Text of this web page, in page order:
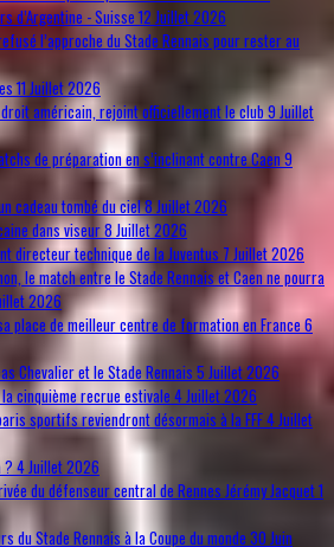
d’Argentine - Suisse12 Juillet 2026
l’approche du Stade Rennais pour rester au
11 Juillet 2026
américain, rejoint officiellement le club9 Juillet
de préparation en s’inclinant contre Caen 9
cadeau tombé du ciel8 Juillet 2026
dans viseur8 Juillet 2026
directeur technique de la Juventus 7 Juillet 2026
le match entre le Stade Rennais et Caen ne pourra
2026
place de meilleur centre de formation en France6
Chevalier et le Stade Rennais 5 Juillet 2026
cinquième recrue estivale 4 Juillet 2026
sportifs reviendront désormais à la FFF4 Juillet
?4 Juillet 2026
du défenseur central de Rennes Jérémy Jacquet1
du Stade Rennais à la Coupe du monde 30 Juin